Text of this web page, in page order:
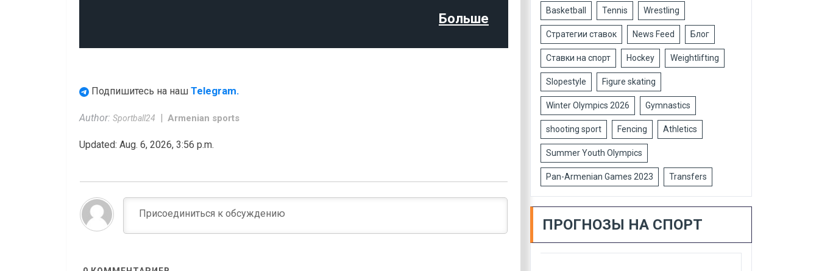
Больше
Подпишитесь на наш Telegram.
Author: Sportball24 Armenian sports
Updated: Aug. 6, 2026, 3:56 p.m.
Basketball Tennis Wrestling
Стратегии ставок News Feed Блог
Ставки на спорт Hockey Weightlifting
Slopestyle Figure skating
Winter Olympics 2026 Gymnastics
shooting sport Fencing Athletics
Summer Youth Olympics
Pan-Armenian Games 2023 Transfers
ПРОГНОЗЫ НА СПОРТ